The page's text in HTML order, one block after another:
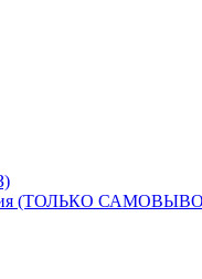
(ТОЛЬКО